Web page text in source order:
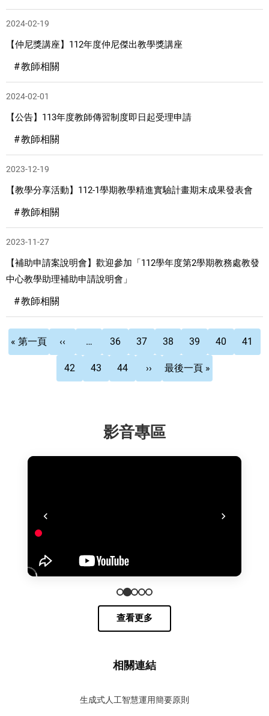
2024-02-19
【仲尼獎講座】112年度仲尼傑出教學獎講座
教師相關
2024-02-01
【公告】113年度教師傳習制度即日起受理申請
教師相關
2023-12-19
【教學分享活動】112-1學期教學精進實驗計畫期末成果發表會
教師相關
2023-11-27
【補助申請案說明會】歡迎參加「112學年度第2學期教務處教發
中心教學助理補助申請說明會」
教師相關
Pagination
First
page
« 第一頁
page
‹‹ …
頁
面
36
頁
面
37
頁
面
38
頁
面
39
面
40
前
41
面
42
面
43
面
44
一
››
Last
page
最後一頁 »
影音專區
查看更多
相關連結
生成式人工智慧運用簡要原則